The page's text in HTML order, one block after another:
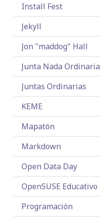
Install Fest
Jekyll
Jon "maddog" Hall
Junta Nada Ordinaria
Juntas Ordinarias
KEME
Mapatón
Markdown
Open Data Day
OpenSUSE Educativo
Programación